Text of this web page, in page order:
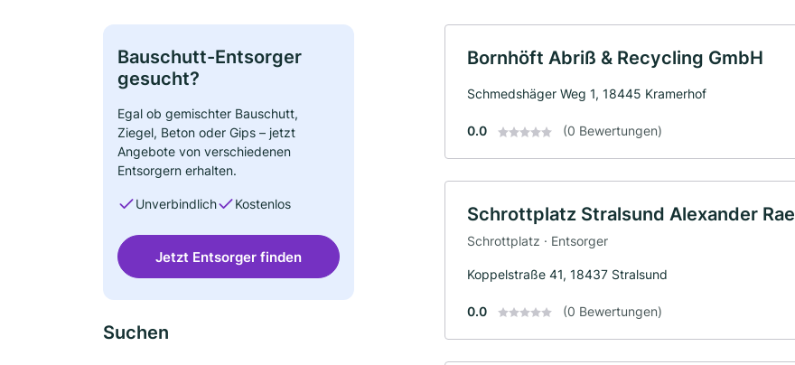
Bauschutt-Entsorger
gesucht?
Egal ob gemischter Bauschutt,
Ziegel, Beton oder Gips – jetzt
Angebote von verschiedenen
Entsorgern erhalten.
Unverbindlich Kostenlos
Jetzt Entsorger finden
Suchen
Bornhöft Abriß & Recycling GmbH
Schmedshäger Weg 1, 18445 Kramerhof
0.0 (0 Bewertungen)
Schrottplatz Stralsund Alexander
Schrottplatz · Entsorger
Koppelstraße 41, 18437 Stralsund
0.0 (0 Bewertungen)